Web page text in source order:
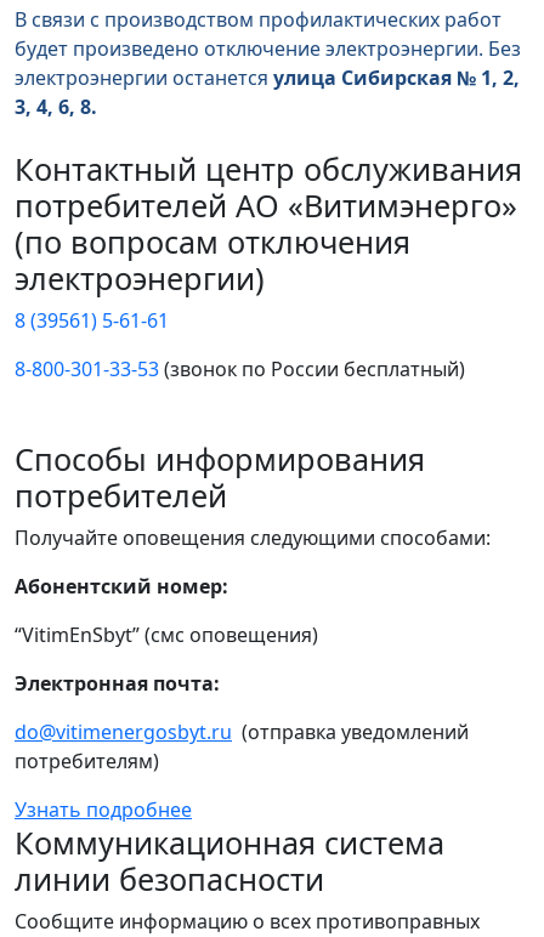
В связи с производством профилактических работ
будет произведено отключение электроэнергии. Без
электроэнергии останется улица Сибирская № 1, 2,
3, 4, 6, 8.
Контактный центр обслуживания
потребителей АО «Витимэнерго»
(по вопросам отключения
электроэнергии)
8 (39561) 5-61-61
8-800-301-33-53(звонок по России бесплатный)
Способы информирования
потребителей
Получайте оповещения следующими способами:
Абонентский номер:
“VitimEnSbyt” (смс оповещения)
Электронная почта:
do@vitimenergosbyt.ru (отправка уведомлений
потребителям)
Узнать подробнее
Коммуникационная система
линии безопасности
Сообщите информацию о всех противоправных